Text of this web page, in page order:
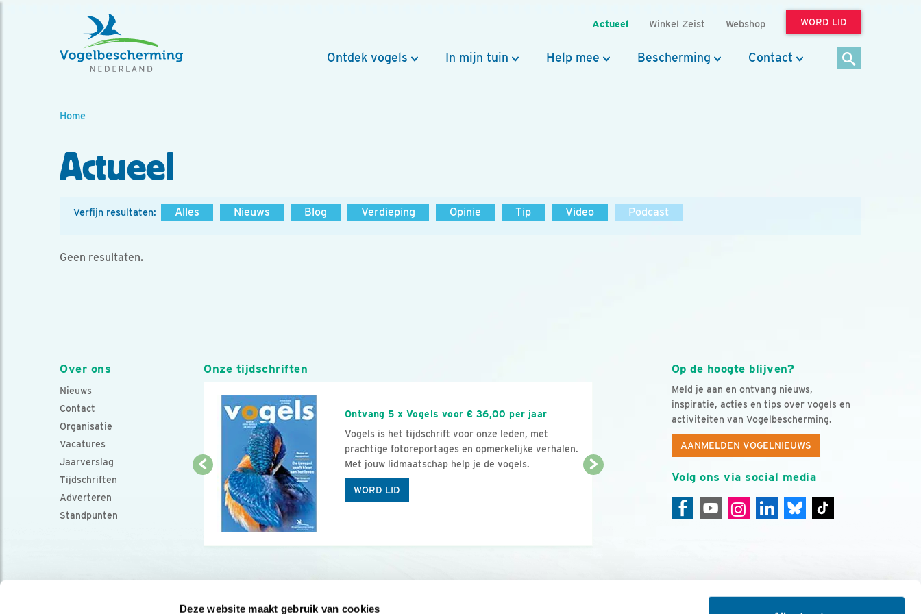
Deze website maakt gebruik van cookies
Actueel Winkel Zeist Webshop WORD LID
Ontdek vogels In mijn tuin Help mee Bescherming Contact
Home
Actueel
Verfijn resultaten: Alles Nieuws Blog Verdieping Opinie Tip Video Podcast
Geen resultaten.
Over ons
Nieuws
Contact
Organisatie
Vacatures
Jaarverslag
Tijdschriften
Adverteren
Standpunten
Op de hoogte blijven?
Meld je aan en ontvang nieuws,
inspiratie, acties en tips over vogels en
activiteiten van Vogelbescherming.
AANMELDEN VOGELNIEUWS
Volg ons via social media
Onze tijdschriften
Ontvang 5 x Vogels voor € 36,00 per jaar
Vogels is het tijdschrift voor onze leden, met
prachtige fotoreportages en opmerkelijke verhalen.
Met jouw lidmaatschap help je de vogels.
WORD LID